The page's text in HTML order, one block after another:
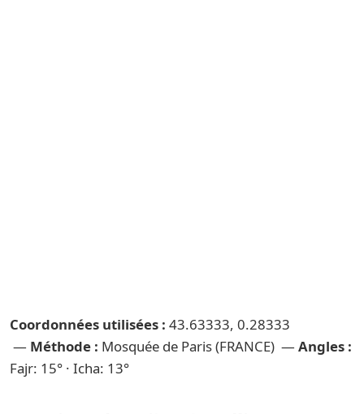
Coordonnées utilisées : 43.63333, 0.28333
— Méthode : Mosquée de Paris (FRANCE) — Angles :
Fajr: 15° · Icha: 13°